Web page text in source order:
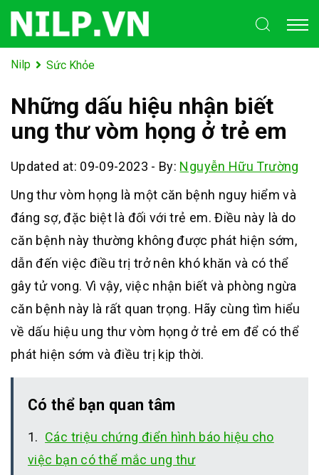
Nilp Sức Khỏe
Những dấu hiệu nhận biết
ung thư vòm họng ở trẻ em
Updated at: 09-09-2023 - By: Nguyễn Hữu Trường
Ung thư vòm họng là một căn bệnh nguy hiểm và
đáng sợ, đặc biệt là đối với trẻ em. Điều này là do
căn bệnh này thường không được phát hiện sớm,
dẫn đến việc điều trị trở nên khó khăn và có thể
gây tử vong. Vì vậy, việc nhận biết và phòng ngừa
căn bệnh này là rất quan trọng. Hãy cùng tìm hiểu
về dấu hiệu ung thư vòm họng ở trẻ em để có thể
phát hiện sớm và điều trị kịp thời.
Có thể bạn quan tâm
Các triệu chứng điển hình báo hiệu cho
việc bạn có thể mắc ung thư